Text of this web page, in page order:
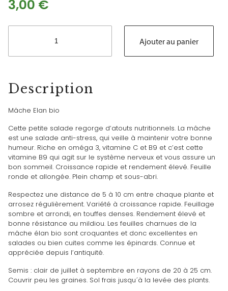
3,00 €
quantité
Elan
Ajouter au panier
Description
Mâche Elan bio
Cette petite salade regorge d’atouts nutritionnels. La mâche
est une salade anti-stress, qui veille à maintenir votre bonne
humeur. Riche en oméga 3, vitamine C et B9 et c’est cette
vitamine B9 qui agit sur le système nerveux et vous assure un
bon sommeil. Croissance rapide et rendement élevé. Feuille
ronde et allongée. Plein champ et sous-abri.
Respectez une distance de 5 à 10 cm entre chaque plante et
arrosez régulièrement. Variété à croissance rapide. Feuillage
sombre et arrondi, en touffes denses. Rendement élevé et
bonne résistance au mildiou. Les feuilles charnues de la
mâche élan bio sont croquantes et donc excellentes en
salades ou bien cuites comme les épinards. Connue et
appréciée depuis l’antiquité.
Semis : clair de juillet à septembre en rayons de 20 à 25 cm.
Couvrir peu les graines. Sol frais jusqu´à la levée des plants.